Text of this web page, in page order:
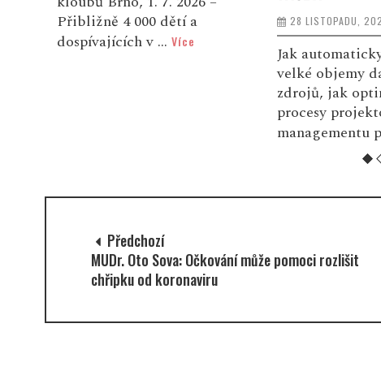
28 LISTOPADU, 2025
Jak automaticky zpracovávat
dobro kolem
podle motta
dáno.“ Byla
devítileté
Předchozí
MUDr. Oto Sova: Očkování může pomoci rozlišit
chřipku od koronaviru